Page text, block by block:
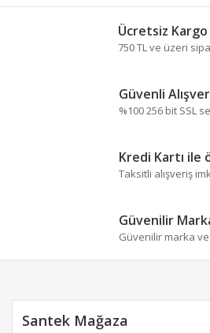
Ürün bilgilerinde hatalar
Ücretsiz Kargo
750 TL ve üzeri
Güvenli
%100 256 bit SSL
Kredi Kartı ile
Taksitli alışveriş
Güvenilir
Güvenilir marka
Santek Mağaza